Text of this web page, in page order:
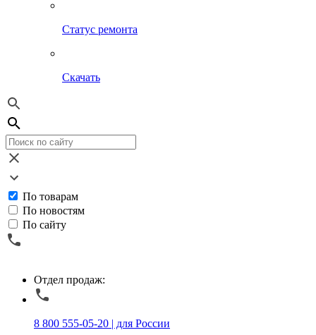
Статус ремонта
Скачать
По товарам
По новостям
По сайту
Отдел продаж:
8 800 555-05-20 | для России